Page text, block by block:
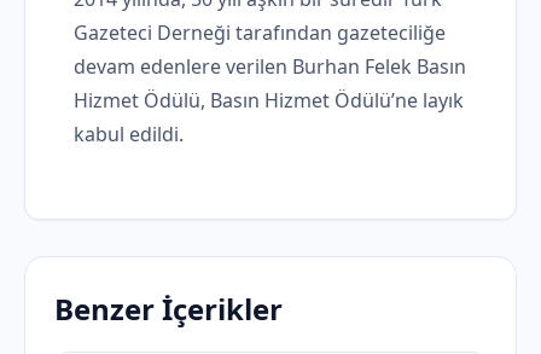
Gazeteci Derneği tarafından gazeteciliğe
devam edenlere verilen Burhan Felek Basın
Hizmet Ödülü, Basın Hizmet Ödülü’ne layık
kabul edildi.
Benzer İçerikler